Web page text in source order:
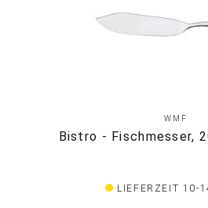
WMF
Bistro - Fischmesser,
LIEFERZEIT 10-